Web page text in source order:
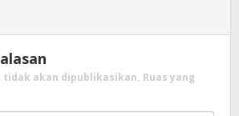
tidak akan dipublikasikan. Ruas yang